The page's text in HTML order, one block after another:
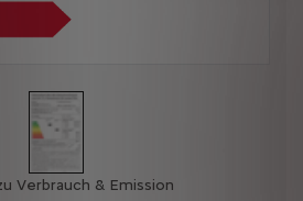
Verbrauch & Emission